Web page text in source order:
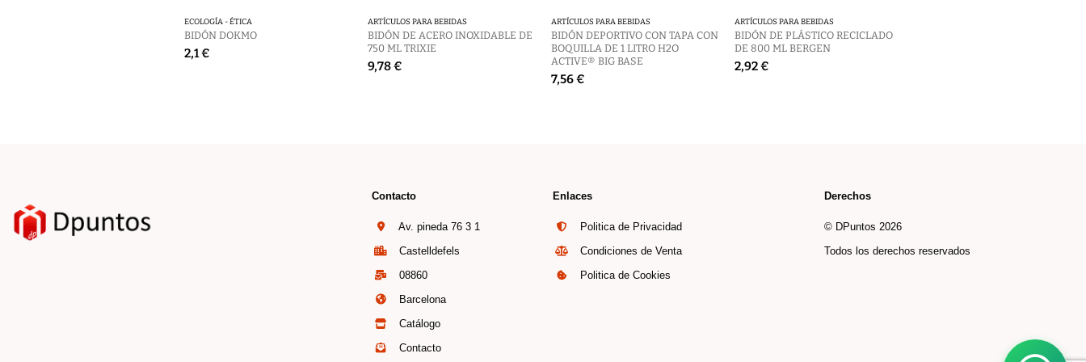
ECOLOGÍA - ÉTICA
BIDÓN DOKMO
2,1 €
ARTÍCULOS PARA BEBIDAS
BIDÓN DE ACERO INOXIDABLE DE
750 ML TRIXIE
9,78 €
ARTÍCULOS PARA BEBIDAS
BIDÓN DEPORTIVO CON TAPA CON
BOQUILLA DE 1 LITRO H2O
ACTIVE® BIG BASE
7,56 €
ARTÍCULOS PARA BEBIDAS
BIDÓN DE PLÁSTICO RECICLADO
DE 800 ML BERGEN
2,92 €
Contacto
Av. pineda 76 3 1
Castelldefels
08860
Barcelona
Catálogo
Contacto
Enlaces
Politica de Privacidad
Condiciones de Venta
Politica de Cookies
Derechos
© DPuntos 2026
Todos los derechos reservados